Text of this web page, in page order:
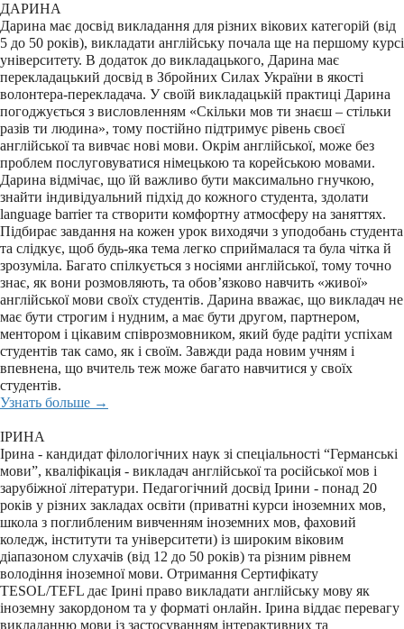
ДАРИНА
Дарина має досвід викладання для різних вікових категорій (від
5 до 50 років), викладати англійську почала ще на першому курсі
університету. В додаток до викладацького, Дарина має
перекладацький досвід в Збройних Силах України в якості
волонтера-перекладача. У своїй викладацькій практиці Дарина
погоджується з висловленням «Скільки мов ти знаєш – стільки
разів ти людина», тому постійно підтримує рівень своєї
англійської та вивчає нові мови. Окрім англійської, може без
проблем послуговуватися німецькою та корейською мовами.
Дарина відмічає, що їй важливо бути максимально гнучкою,
знайти індивідуальний підхід до кожного студента, здолати
language barrier та створити комфортну атмосферу на заняттях.
Підбирає завдання на кожен урок виходячи з уподобань студента
та слідкує, щоб будь-яка тема легко сприймалася та була чітка й
зрозуміла. Багато спілкується з носіями англійської, тому точно
знає, як вони розмовляють, та обов’язково навчить «живої»
англійської мови своїх студентів. Дарина вважає, що викладач не
має бути строгим і нудним, а має бути другом, партнером,
ментором і цікавим співрозмовником, який буде радіти успіхам
студентів так само, як і своїм. Завжди рада новим учням і
впевнена, що вчитель теж може багато навчитися у своїх
студентів.
Узнать больше →
ІРИНА
Ірина - кандидат філологічних наук зі спеціальності “Германські
мови”, кваліфікація - викладач англійської та російської мов і
зарубіжної літератури. Педагогічний досвід Ірини - понад 20
років у різних закладах освіти (приватні курси іноземних мов,
школа з поглибленим вивченням іноземних мов, фаховий
коледж, інститути та університети) із широким віковим
діапазоном слухачів (від 12 до 50 років) та різним рівнем
володіння іноземної мови. Отримання Сертифікату
TESOL/TEFL дає Ірині право викладати англійську мову як
іноземну закордоном та у форматі онлайн. Ірина віддає перевагу
викладанню мови із застосуванням інтерактивних та